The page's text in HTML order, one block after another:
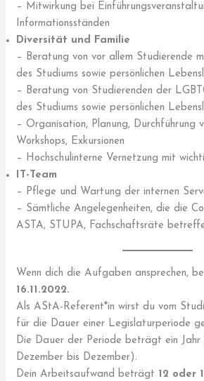
– Mitwirkung bei
Informationsständen
Diversität und Familie
– Beratung von vor allem Studierende
des Studiums sowie persönlichen
– Beratung von Studierenden der
des Studiums sowie persönlichen
– Organisation, Planung, Durchführung
Workshops, Exkursionen
– Hochschulinterne Vernetzung mit
IT-Team
– Pflege und Wartung der internen
– Sämtliche Angelegenheiten, die die
ASTA, STUPA, Fachschaftsräte
Wenn dich die Aufgaben ansprechen,
16.11.2022.
Als AStA-Referent*in wirst du vom
für die Dauer einer Legislaturperiode
Die Dauer der Periode beträgt ein Jahr
Dezember bis Dezember).
Dein Arbeitsaufwand beträgt 12 oder